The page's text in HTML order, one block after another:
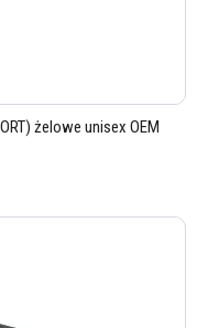
żelowe unisex OEM